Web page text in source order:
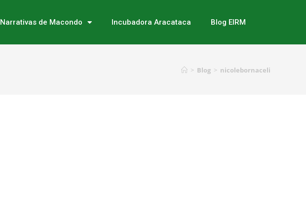
Narrativas de Macondo Incubadora Aracataca Blog EIRM
> Blog > nicolebornaceli